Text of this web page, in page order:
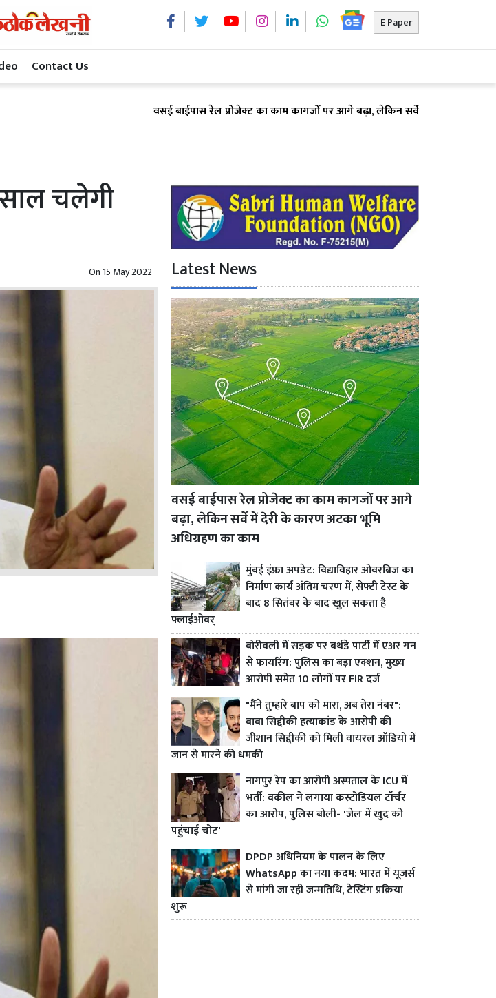
E Paper
Contact Us
वसई बाईपास रेल प्रोजेक्ट का काम कागजों पर आगे बढ़ा, लेकिन सर्वे में देरी के कारण अटका भूमि
चलेगी
On 15 May 2022 Latest News
वसई बाईपास रेल प्रोजेक्ट का काम कागजों पर आगे
बढ़ा, लेकिन सर्वे में देरी के कारण अटका भूमि
अधिग्रहण का काम
मुंबई इंफ्रा अपडेट: विद्याविहार ओवरब्रिज का
निर्माण कार्य अंतिम चरण में, सेफ्टी टेस्ट के
बाद 8 सितंबर के बाद खुल सकता है
फ्लाईओवर्
बोरीवली में सड़क पर बर्थडे पार्टी में एअर गन
से फायरिंग: पुलिस का बड़ा एक्शन, मुख्य
आरोपी समेत 10 लोगों पर FIR दर्ज
"मैंने तुम्हारे बाप को मारा, अब तेरा नंबर":
बाबा सिद्दीकी हत्याकांड के आरोपी की
जीशान सिद्दीकी को मिली वायरल ऑडियो में
जान से मारने की धमकी
नागपुर रेप का आरोपी अस्पताल के ICU में
भर्ती: वकील ने लगाया कस्टोडियल टॉर्चर
का आरोप, पुलिस बोली- 'जेल में खुद को
पहुंचाई चोट'
DPDP अधिनियम के पालन के लिए
WhatsApp का नया कदम: भारत में यूजर्स
से मांगी जा रही जन्मतिथि, टेस्टिंग प्रक्रिया
शुरू